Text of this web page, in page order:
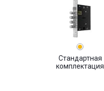
Стандартная
комплектация